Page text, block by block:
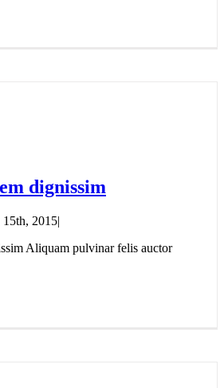
dignissim
2015|
Aliquam pulvinar felis auctor